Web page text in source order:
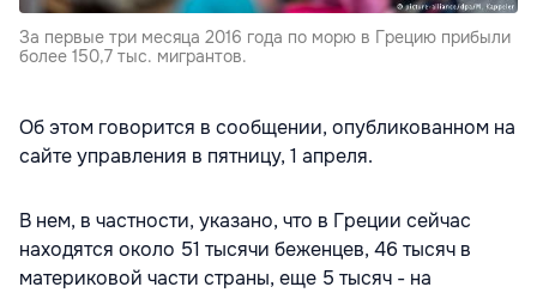
За первые три месяца 2016 года по морю в Грецию прибыли
более 150,7 тыс. мигрантов.
Об этом говорится в сообщении, опубликованном на
сайте управления в пятницу, 1 апреля.
В нем, в частности, указано, что в Греции сейчас
находятся около 51 тысячи беженцев, 46 тысяч в
материковой части страны, еще 5 тысяч - на